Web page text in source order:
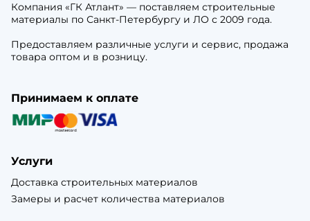
Компания «ГК Атлант» — поставляем строительные
материалы по Санкт-Петербургу и ЛО с 2009 года.
Предоставляем различные услуги и сервис, продажа
товара оптом и в розницу.
Принимаем к оплате
Услуги
Доставка строительных материалов
Замеры и расчет количества материалов